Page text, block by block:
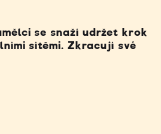
se snaží udržet krok
sítěmi. Zkracují své